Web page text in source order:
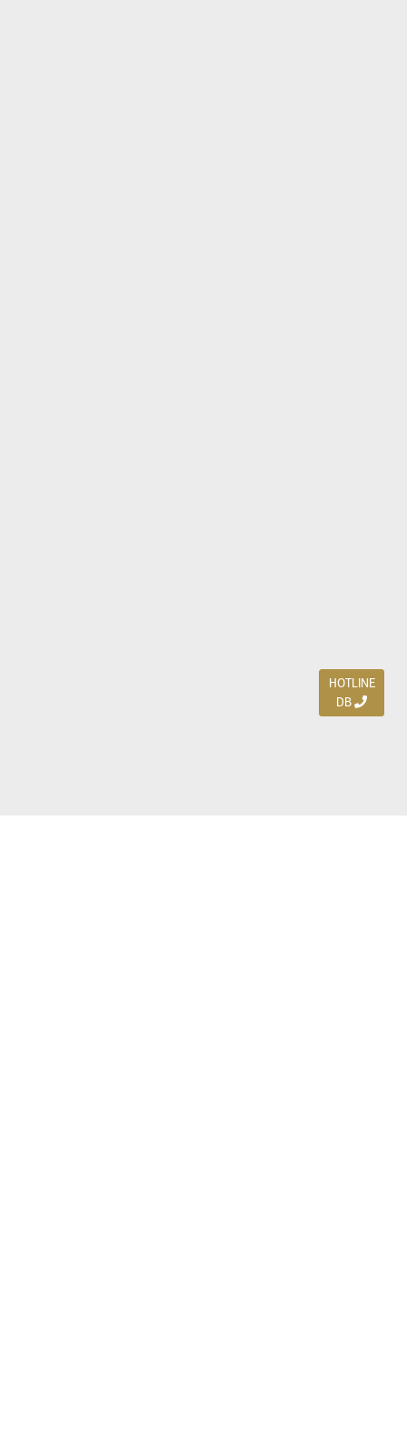
HOTLINE
DB